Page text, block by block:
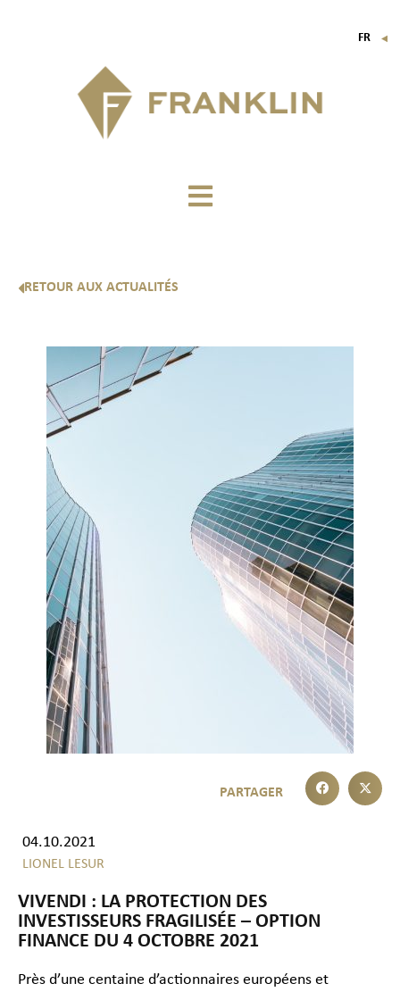
FR ▼
RETOUR AUX ACTUALITÉS
04.10.2021
LIONEL LESUR
VIVENDI : LA PROTECTION DES
INVESTISSEURS FRAGILISÉE – OPTION
FINANCE DU 4 OCTOBRE 2021
Près d’une centaine d’actionnaires européens et